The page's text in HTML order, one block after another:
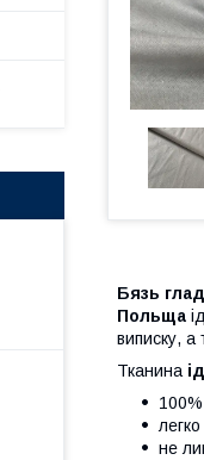
Бязь
Польща
виписку, а
Тканина
не